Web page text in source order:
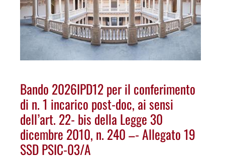
Bando 2026IPD12 per il conferimento
di n. 1 incarico post-doc, ai sensi
dell’art. 22- bis della Legge 30
dicembre 2010, n. 240 –- Allegato 19
SSD PSIC-03/A